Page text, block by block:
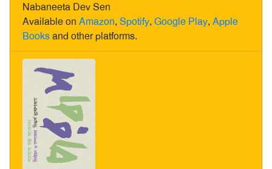
Nabaneeta Dev Sen
Available on Amazon, Spotify, Google Play, Apple
Booksand other platforms.